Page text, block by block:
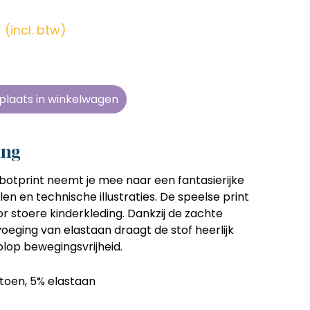
(incl. btw)
plaats in winkelwagen
neemt je mee naar een fantasierijke
en technische illustraties. De speelse print
stoere kinderkleding. Dankzij de zachte
van elastaan draagt de stof heerlijk
bewegingsvrijheid.
5% elastaan
zonder
tijd
en
zonder
tijd
en
zonder
tijd
en
zonder
tijd
en